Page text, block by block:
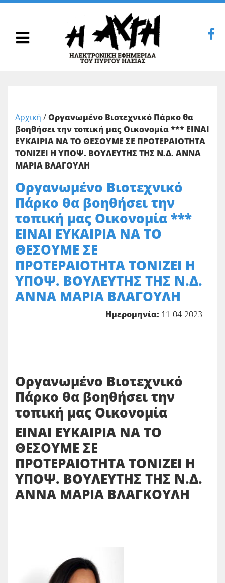
Αρχική /Οργανωμένο Βιοτεχνικό Πάρκο θα
βοηθήσει την τοπική μας Οικονομία *** ΕΙΝΑΙ
ΕΥΚΑΙΡΙΑ ΝΑ ΤΟ ΘΕΣΟΥΜΕ ΣΕ ΠΡΟΤΕΡΑΙΟΤΗΤΑ
ΤΟΝΙΖΕΙ Η ΥΠΟΨ. ΒΟΥΛΕΥΤΗΣ ΤΗΣ Ν.Δ. ΑΝΝΑ
ΜΑΡΙΑ ΒΛΑΓΟΥΛΗ
Οργανωμένο Βιοτεχνικό
Πάρκο θα βοηθήσει την
τοπική μας Οικονομία ***
ΕΙΝΑΙ ΕΥΚΑΙΡΙΑ ΝΑ ΤΟ
ΘΕΣΟΥΜΕ ΣΕ
ΠΡΟΤΕΡΑΙΟΤΗΤΑ ΤΟΝΙΖΕΙ Η
ΥΠΟΨ. ΒΟΥΛΕΥΤΗΣ ΤΗΣ Ν.Δ.
ΑΝΝΑ ΜΑΡΙΑ ΒΛΑΓΟΥΛΗ
Ημερομηνία: 11-04-2023
Οργανωμένο Βιοτεχνικό
Πάρκο θα βοηθήσει την
τοπική μας Οικονομία
ΕΙΝΑΙ ΕΥΚΑΙΡΙΑ ΝΑ ΤΟ
ΘΕΣΟΥΜΕ ΣΕ
ΠΡΟΤΕΡΑΙΟΤΗΤΑ ΤΟΝΙΖΕΙ Η
ΥΠΟΨ. ΒΟΥΛΕΥΤΗΣ ΤΗΣ Ν.Δ.
ΑΝΝΑ ΜΑΡΙΑ ΒΛΑΓΚΟΥΛΗ